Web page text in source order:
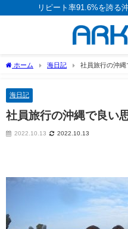
リピート率91.6%を誇る
ホーム 海日記 社員旅行の沖縄
海日記
社員旅行の沖縄で良い
2022.10.13 2022.10.13